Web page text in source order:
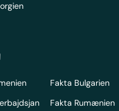
Fakta Bulgarien
Fakta Rumænien